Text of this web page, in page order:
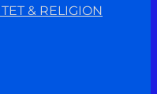
& RELIGION